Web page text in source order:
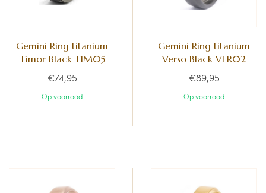
Gemini Ring titanium
Timor Black TIM05
€74,95
Op voorraad
Gemini Ring titanium
Verso Black VER02
€89,95
Op voorraad